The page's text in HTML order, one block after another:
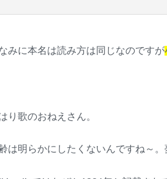
みに本名は読み方は同じなのですが
り歌のおねえさん。
は明らかにしたくないんですね～。